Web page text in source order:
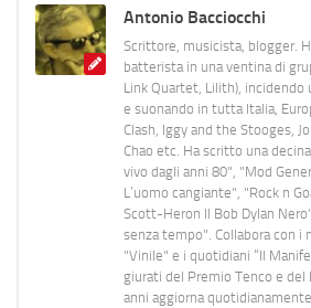
Antonio Bacciocchi
Scrittore, musicista, blogger.
batterista in una ventina di
Link Quartet, Lilith), incidendo
e suonando in tutta Italia,
Clash, Iggy and the Stooges,
Chao etc. Ha scritto una
vivo dagli anni 80", "Mod
L’uomo cangiante", "Rock n
Scott-Heron Il Bob Dylan
senza tempo". Collabora con i
"Vinile" e i quotidiani “Il
giurati del Premio Tenco e del
anni aggiorna